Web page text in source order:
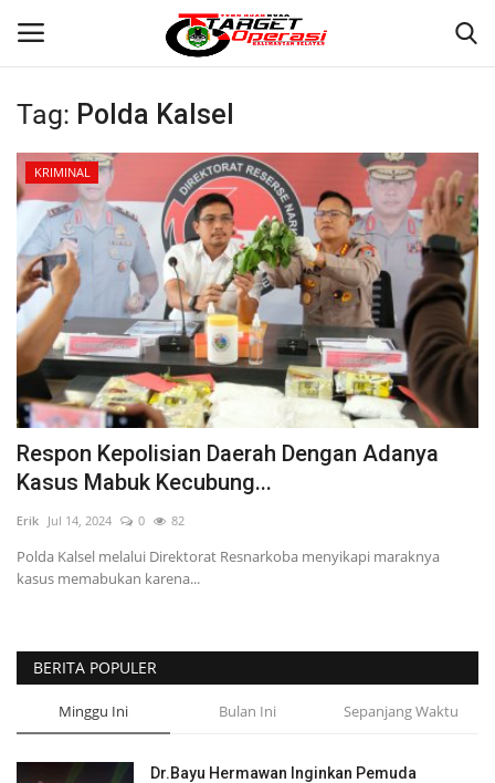
Login
Home
Contact
BANJARMASIN
KRIMINAL
HUKUM
PERISTIWA
POLITIK
WISATA
KULINER
TO CHANEL
Tag: Polda Kalsel
KRIMINAL
Respon Kepolisian Daerah Dengan Adanya
Kasus Mabuk Kecubung...
Erik Jul 14, 2024 0 82
Polda Kalsel melalui Direktorat Resnarkoba menyikapi maraknya
kasus memabukan karena...
BERITA POPULER
Minggu Ini Bulan Ini Sepanjang Waktu
Dr.Bayu Hermawan Inginkan Pemuda